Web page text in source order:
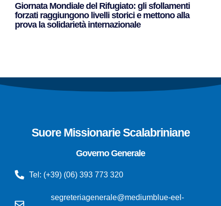
Giornata Mondiale del Rifugiato: gli sfollamenti
forzati raggiungono livelli storici e mettono alla
prova la solidarietà internazionale
Suore Missionarie Scalabriniane
Governo Generale
Tel: (+39) (06) 393 773 320
segreteriagenerale@mediumblue-eel-